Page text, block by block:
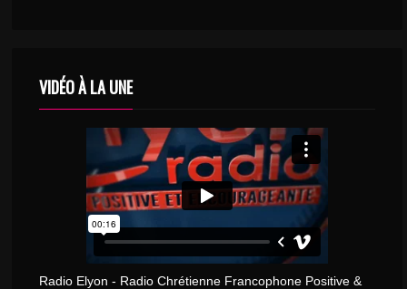
VIDÉO À LA UNE
Radio Elyon - Radio Chrétienne Francophone Positive &